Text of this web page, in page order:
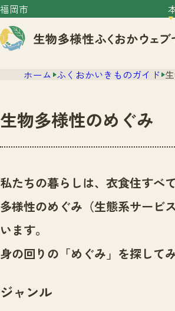
福岡市
センター紹介
センター紹介TOP
サイトポリシー
ニュース
いきものガイド
いきものガイドTOP
生物多様性のめぐみ
イベント
調査レポート
ホーム ふくおかいきものガイド
生物多様性のめぐみ
私たちの暮らしは、衣食住すべ
多様性のめぐみ（生態系サービ
います。
身の回りの「めぐみ」を探して
ジャンル